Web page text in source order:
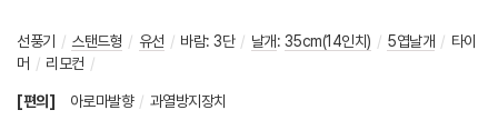
선풍기 / 스탠드형 / 유선 / 바람: 3단 / 날개: 35cm(14인치) / 5엽날개 / 타이
머 / 리모컨 /
[편의] 아로마발향 / 과열방지장치